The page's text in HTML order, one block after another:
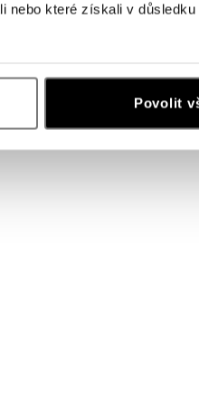
nebo které získali v důsledku
Povolit